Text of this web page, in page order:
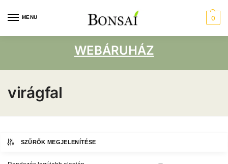
MENU 0
WEBÁRUHÁZ
virágfal
SZŰRŐK MEGJELENÍTÉSE